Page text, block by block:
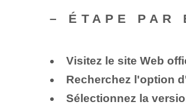
– ÉTAPE PAR
Visitez le site Web
Recherchez l'option
Sélectionnez la